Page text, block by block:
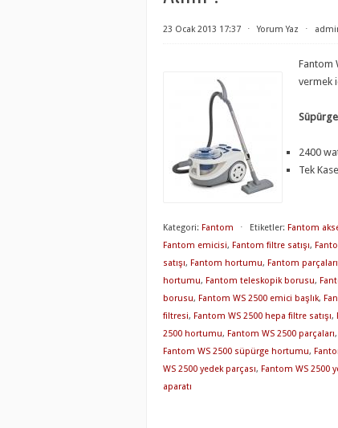
23 Ocak 2013 17:37 ⋅ Yorum Yaz ⋅
Fantom
vermek
2400
Tek
Kategori: Fantom ⋅ Etiketler: Fantom
Fantom emicisi, Fantom filtre satışı,
satışı, Fantom hortumu, Fantom parçaları
hortumu, Fantom teleskopik borusu,
borusu, Fantom WS 2500 emici başlık,
filtresi, Fantom WS 2500 hepa filtre satışı,
2500 hortumu, Fantom WS 2500 parçaları,
Fantom WS 2500 süpürge hortumu,
WS 2500 yedek parçası, Fantom WS 2500
aparatı